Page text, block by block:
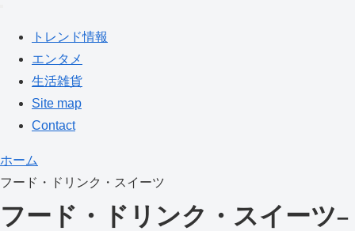
トレンド情報
エンタメ
生活雑貨
Site map
Contact
ホーム
フード・ドリンク・スイーツ
フード・ドリンク・スイーツ–